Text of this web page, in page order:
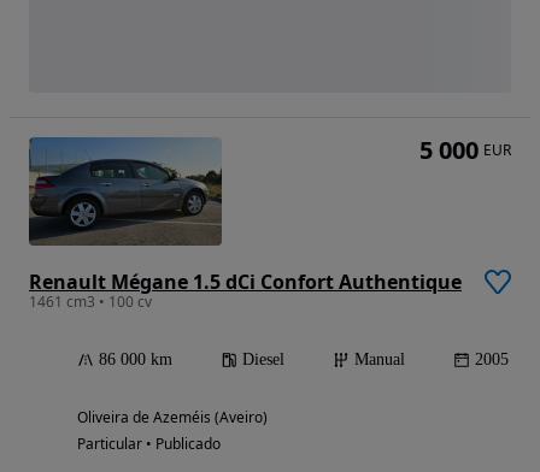
Renault Mégane 1.5 dCi Confort Authentique
1461 cm3 • 100 cv
86 000 km Diesel Manual 2005
Oliveira de Azeméis (Aveiro)
Particular • Publicado
5 000 EUR